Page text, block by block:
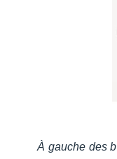
À gauche des